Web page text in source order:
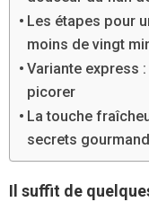
Les étapes pour
moins de vingt
Variante express
picorer
La touche
secrets
Il suffit de